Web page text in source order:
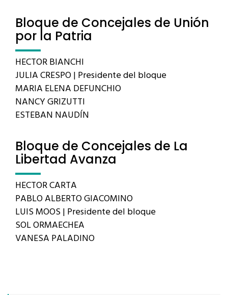
Bloque de Concejales de Unión
por la Patria
HECTOR BIANCHI
JULIA CRESPO | Presidente del bloque
MARIA ELENA DEFUNCHIO
NANCY GRIZUTTI
ESTEBAN NAUDÍN
Bloque de Concejales de La
Libertad Avanza
HECTOR CARTA
PABLO ALBERTO GIACOMINO
LUIS MOOS | Presidente del bloque
SOL ORMAECHEA
VANESA PALADINO